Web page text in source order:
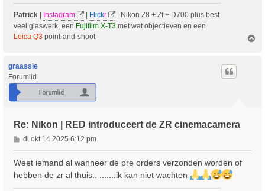
h
t
Patrick | Instagram | Flickr
| Nikon Z8 + Zf + D700 plus best
veel glaswerk, een Fujifilm X-T3 met wat objectieven en een
Leica Q3 point-and-shoot
graassie
Forumlid
Re: Nikon | RED introduceert de ZR cinemacamera
B
e
r
di okt 14 2025 6:12 pm
Weet iemand al wanneer de pre orders verzonden worden of
hebben de zr al thuis.. .......ik kan niet wachten